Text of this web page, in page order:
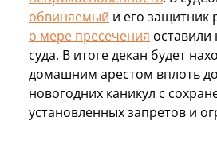
обвиняемый и его защитник
о мере пресечения оставили
суда. В итоге декан будет
домашним арестом вплоть
новогодних каникул с
установленных запретов и